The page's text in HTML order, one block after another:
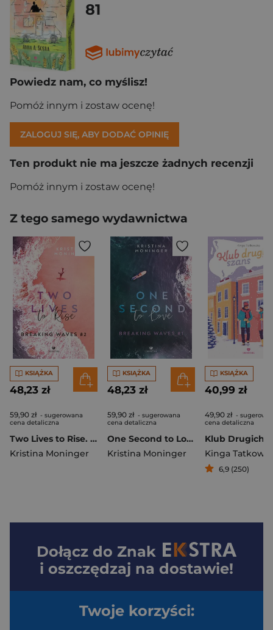
81
Powiedz nam, co myślisz!
Pomóż innym i zostaw ocenę!
ZALOGUJ SIĘ, ABY DODAĆ OPINIĘ
Ten produkt nie ma jeszcze żadnych recenzji
Pomóż innym i zostaw ocenę!
Z tego samego wydawnictwa
KSIĄŻKA
48,23 zł
59,90 zł - sugerowana
cena detaliczna
Two Lives to Rise. Breaking Waves. Tom 2
Kristina Moninger
KSIĄŻKA
48,23 zł
59,90 zł - sugerowana
cena detaliczna
One Second to Love. Breaking Waves. Tom 1
Kristina Moninger
KSIĄŻKA
40,99 zł
49,90 zł -
cena detaliczna
Kinga
6,9 (250)
Dołącz do Znak
i oszczędzaj na dostawie!
Twoje korzyści: